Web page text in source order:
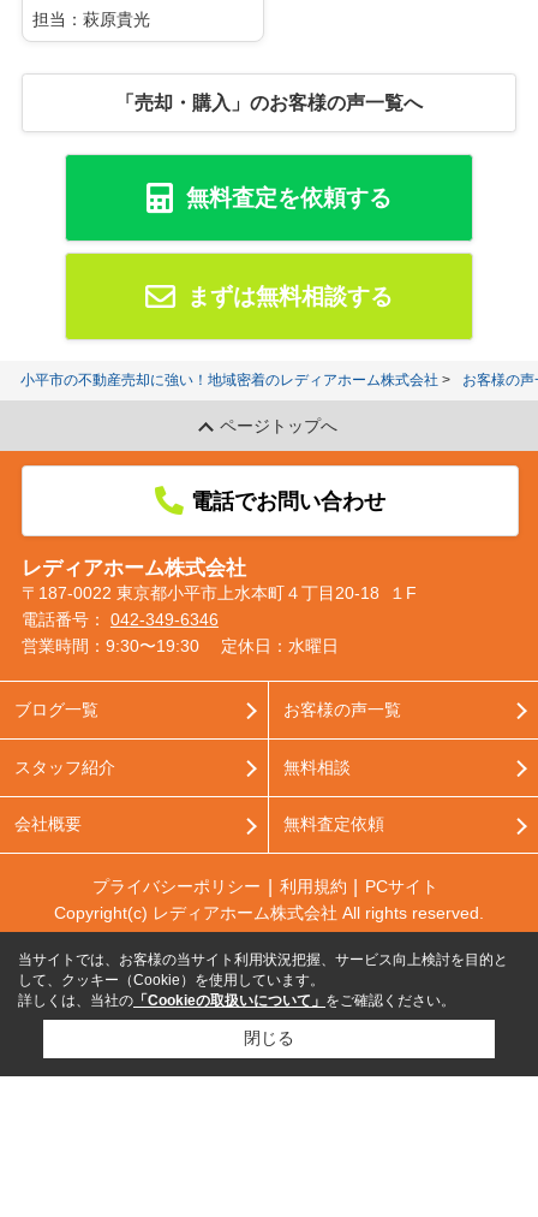
担当：萩原貴光
「売却・購入」のお客様の声一覧へ
無料査定を依頼する
まずは無料相談する
小平市の不動産売却に強い！地域密着のレディアホーム株式会社 お客様の声
ページトップへ
電話でお問い合わせ
レディアホーム株式会社
〒187-0022 東京都小平市上水本町４丁目20-18 １F
電話番号： 042-349-6346
営業時間：9:30〜19:30
定休日：水曜日
ブログ一覧
スタッフ紹介
会社概要
お客様の声一覧
無料相談
無料査定依頼
プライバシーポリシー 利用規約
PCサイト
Copyright(c) レディアホーム株式会社 All rights reserved.
当サイトでは、お客様の当サイト利用状況把握、サービス向上検討を目的と
して、クッキー（Cookie）を使用しています。
詳しくは、当社の 「Cookieの取扱いについて」 をご確認ください。
閉じる